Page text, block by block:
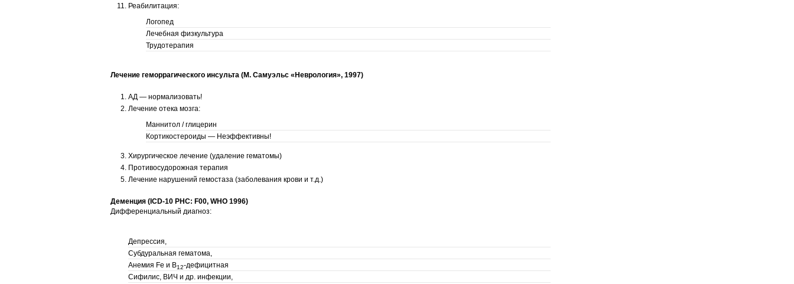
Реабилитация:
Логопед
Лечебная физкультура
Трудотерапия
Лечение геморрагического инсульта (М. Самуэльс «Неврология», 1997)
АД — нормализовать!
Лечение отека мозга:
Маннитол / глицерин
Кортикостероиды — Неэффективны!
Хирургическое лечение (удаление гематомы)
Противосудорожная терапия
Лечение нарушений гемостаза (заболевания крови и т.д.)
Деменция (ICD-10 PHC: F00, WHO 1996)
Дифференциальный диагноз:
Депрессия,
Субдуральная гематома,
Анемия Fe и В12-дефицитная
Сифилис, ВИЧ и др. инфекции,